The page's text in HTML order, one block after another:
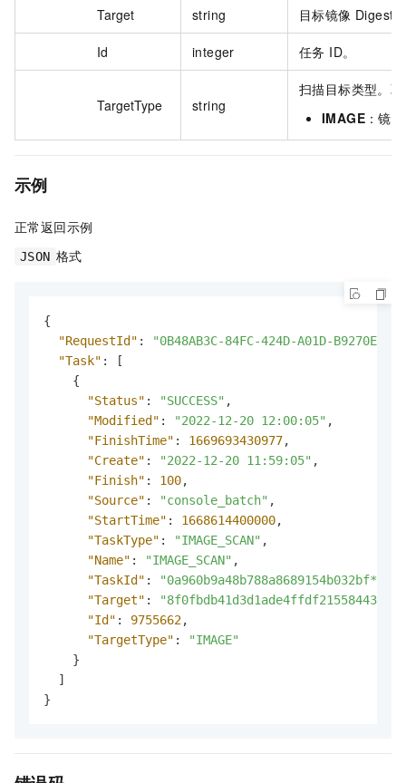
Target string 目标镜像 Digest。
Id integer 任务 ID。
TargetType string
扫描目标类型。
IMAGE ：镜像
示例
正常返回示例
JSON 格式
{
"RequestId" :
"0B48AB3C-84FC-424D-A01D-
"Task" :
[
{
"Status" : "SUCCESS" ,
"Modified" : "2022-12-20 12:00:05" ,
"FinishTime" : 1669693430977,
"Create" : "2022-12-20 11:59:05" ,
"Finish" : 100,
"Source" : "console_batch" ,
"StartTime" : 1668614400000,
"TaskType" : "IMAGE_SCAN" ,
"Name" : "IMAGE_SCAN" ,
"TaskId" :
"0a960b9a48b788a8689154b032bf****"
"Target" :
"Id" : 9755662,
"TargetType" :
"IMAGE"
}
]
}